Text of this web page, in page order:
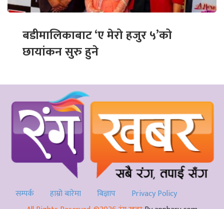
बडीमालिकाबाट ‘ए मेरो हजुर ५’को
छायांकन सुरु हुने
सम्पर्क हाम्रो बारेमा बिज्ञाप
Privacy Policy